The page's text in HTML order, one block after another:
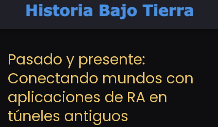
Pasado y presente:
Conectando mundos con
aplicaciones de RA en
túneles antiguos